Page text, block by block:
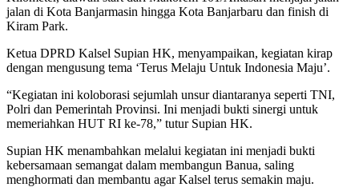
jalan di Kota Banjarmasin hingga Kota Banjarbaru dan finish di
Kiram Park.
Ketua DPRD Kalsel Supian HK, menyampaikan, kegiatan kirap
dengan mengusung tema ‘Terus Melaju Untuk Indonesia Maju’.
“Kegiatan ini koloborasi sejumlah unsur diantaranya seperti TNI,
Polri dan Pemerintah Provinsi. Ini menjadi bukti sinergi untuk
memeriahkan HUT RI ke-78,” tutur Supian HK.
Supian HK menambahkan melalui kegiatan ini menjadi bukti
kebersamaan semangat dalam membangun Banua, saling
menghormati dan membantu agar Kalsel terus semakin maju.